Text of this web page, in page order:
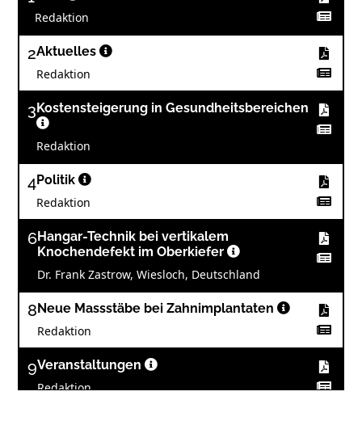
Redaktion
2Aktuelles
Redaktion
3 Kostensteigerung in Gesundheitsbereichen
Redaktion
4Politik
Redaktion
6Hangar-Technik bei vertikalem
Knochendefekt im Oberkiefer
Dr. Frank Zastrow, Wiesloch, Deutschland
8 Neue Massstäbe bei Zahnimplantaten
Redaktion
9Veranstaltungen
Redaktion